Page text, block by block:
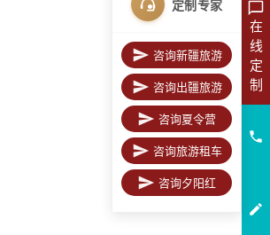
在
线
定
制
定制专家
咨询新疆旅游
咨询出疆旅游
咨询夏令营
咨询旅游租车
咨询夕阳红